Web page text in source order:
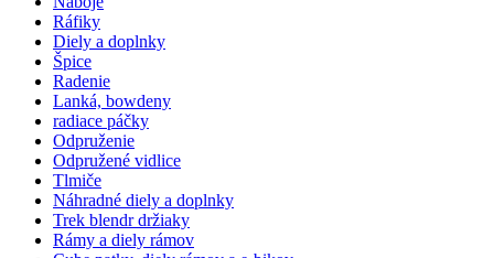
Ráfiky
Diely a doplnky
Špice
Radenie
Lanká, bowdeny
radiace páčky
Odpruženie
Odpružené vidlice
Tlmiče
Náhradné diely a doplnky
Trek blendr držiaky
Rámy a diely rámov